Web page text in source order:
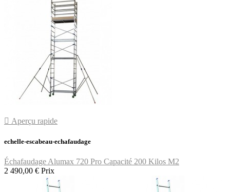
 Aperçu rapide
echelle-escabeau-echafaudage
Échafaudage Alumax 720 Pro Capacité 200 Kilos M2
2 490,00 € Prix